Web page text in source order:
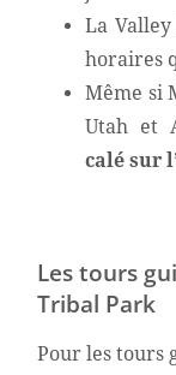
La Valley
horaires
Même si
Utah et
calé sur
Les tours
Tribal Park
Pour les tours